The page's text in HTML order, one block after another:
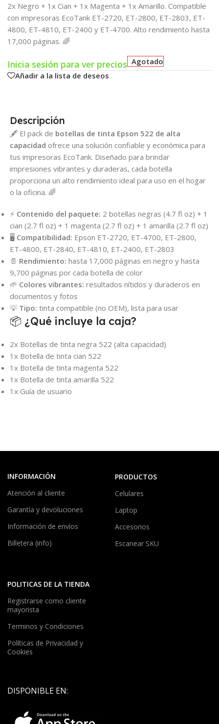
2x Negro + 1x Cian + 1x Magenta + 1x Amarillo. Compatible
con impresoras EcoTank ET-2720, ET-2800, ET-2803, ET-
4800, ET-4810, ET-2400 y ET-4700. Alto rendimiento hasta
17,000 páginas. 🌈
Inicia sesión para ver precios Agotado
Añadir a la lista de deseos
Descripción
🖋️ El pack de botellas de tinta Epson 522 de alta
capacidad ofrece una solución confiable y económica para
tus impresoras EcoTank. Diseñado para brindar
impresiones vibrantes y duraderas, cada botella
proporciona un alto rendimiento ideal para uso en el hogar
o la oficina. 🌈
⚡ Contenido del paquete: 2 botellas negras (4.7 fl oz) + 1
cian (2.7 fl oz) + 1 magenta (2.7 fl oz) + 1 amarilla (2.7 fl oz)
🖥️ Compatibilidad: Epson ET-2720, ET-4700, ET-2800,
ET-4800, ET-2840, ET-4810, ET-2400, ET-2803
📄 Rendimiento: hasta 17,000 páginas en negro y hasta
9,700 páginas por cada botella de color
🌱 Colores vibrantes: resultados nítidos y duraderos en
documentos y fotos
💡 Tipo: tinta compatible (no OEM), lista para usar
📦 ¿Qué incluye la caja?
2x Botellas de tinta negra 522 (alta capacidad)
1x Botella de tinta cian 522
1x Botella de tinta magenta 522
1x Botella de tinta amarilla 522
1x Guía de usuario
INFORMACIÓN
Atención al cliente
Garantía y devoluciones
Información de envíos
Billetera (info)
PRODUCTOS
Celulares
Laptop
Accesorios
Escanear SKU
POLITICAS DE LA TIENDA
Registrarse como cliente
mayorista
Terminos y Condiciones
Políticas de Privacidad y
Cookies
DISPONIBLE EN: